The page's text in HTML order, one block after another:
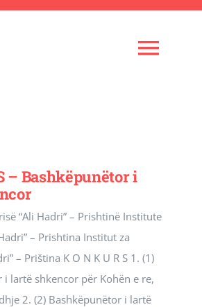
– Bashkëpunëtor i
“Ali Hadri” – Prishtinë Institute
– Prishtina Institut za
– Priština K O N K U R S 1. (1)
i lartë shkencor për Kohën e re,
2. (2) Bashkëpunëtor i lartë